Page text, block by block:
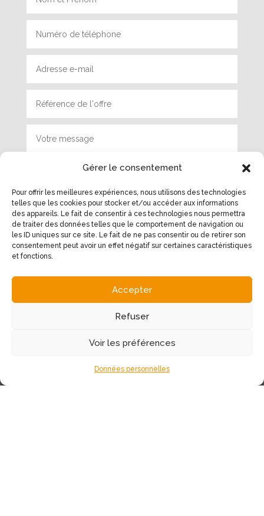
Gérer le consentement
Pour offrir les meilleures expériences, nous utilisons des technologies
telles que les cookies pour stocker et/ou accéder aux informations
des appareils. Le fait de consentir à ces technologies nous permettra
de traiter des données telles que le comportement de navigation ou
les ID uniques sur ce site. Le fait de ne pas consentir ou de retirer son
consentement peut avoir un effet négatif sur certaines caractéristiques
et fonctions.
Accepter
Refuser
Voir les préférences
Données personnelles
Envoyer
11 place de la Mairie
12340 Bozouls